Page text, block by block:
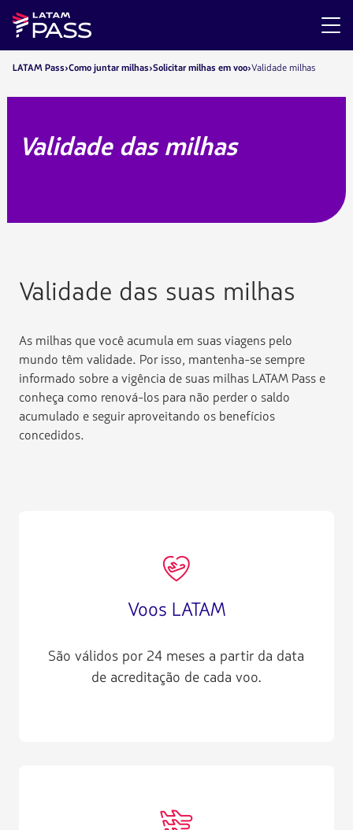
LATAM Pass Como juntar milhas Solicitar milhas em voo Validade milhas
Validade das milhas
Validade das suas milhas
As milhas que você acumula em suas viagens pelo
mundo têm validade. Por isso, mantenha-se sempre
informado sobre a vigência de suas milhas LATAM Pass e
conheça como renová-los para não perder o saldo
acumulado e seguir aproveitando os benefícios
concedidos.
AIR010
Voos LATAM
São válidos por 24 meses a partir da data
de acreditação de cada voo.